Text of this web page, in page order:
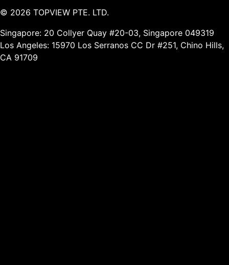
© 2026 TOPVIEW PTE. LTD.
Singapore: 20 Collyer Quay #20-03, Singapore 049319
Los Angeles: 15970 Los Serranos CC Dr #251, Chino Hills,
CA 91709